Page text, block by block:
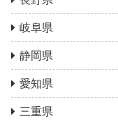
岐阜県
静岡県
愛知県
三重県